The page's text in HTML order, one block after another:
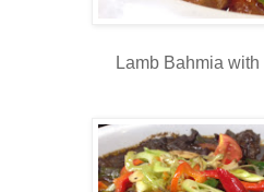
Lamb Bahmia